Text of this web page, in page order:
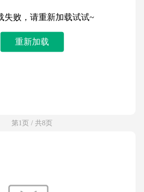
失败，请重新加载试试~
重新加载
第1页 / 共8页